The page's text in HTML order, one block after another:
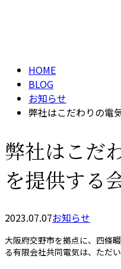
HOME
BLOG
お知らせ
弊社はこだわりの電
弊社はこだ
を提供する
2023.07.07お知らせ
大阪府交野市を拠点に、四條
る有限会社共同電気は、ただ